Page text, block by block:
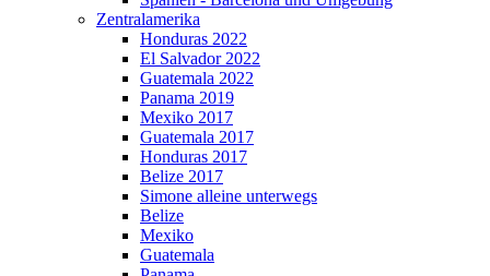
Zentralamerika
Honduras 2022
El Salvador 2022
Guatemala 2022
Panama 2019
Mexiko 2017
Guatemala 2017
Honduras 2017
Belize 2017
Simone alleine unterwegs
Belize
Mexiko
Guatemala